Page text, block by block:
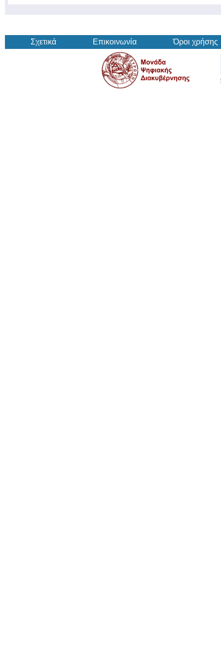
Σχετικά Επικοινωνία Όροι χρήσης